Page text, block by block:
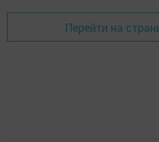
Перейти на